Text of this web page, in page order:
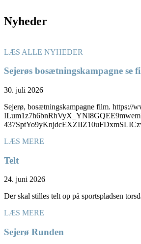
Nyheder
LÆS ALLE NYHEDER
Sejerøs bosætningskampagne se
30. juli 2026
Sejerø, bosætningskampagne film.
LÆS MERE
Telt
24. juni 2026
Der skal stilles telt op på sportspladsen
LÆS MERE
Sejerø Runden